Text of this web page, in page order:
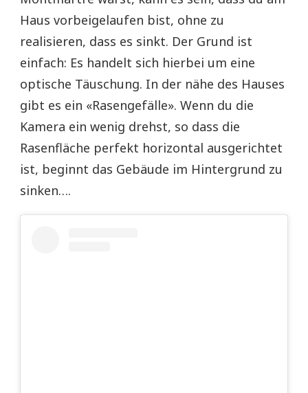
Haus vorbeigelaufen bist, ohne zu
realisieren, dass es sinkt. Der Grund ist
einfach: Es handelt sich hierbei um eine
optische Täuschung. In der nähe des Hauses
gibt es ein «Rasengefälle». Wenn du die
Kamera ein wenig drehst, so dass die
Rasenfläche perfekt horizontal ausgerichtet
ist, beginnt das Gebäude im Hintergrund zu
sinken….